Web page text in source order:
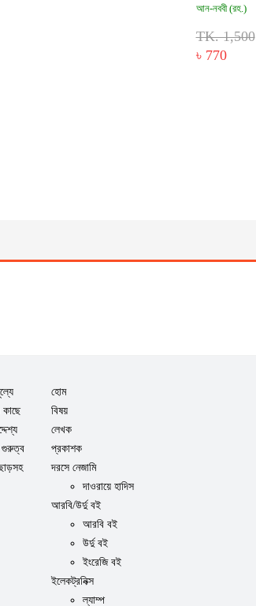
আন-নববী (রহ.)
TK. 1,500
৳ 770
গুরুত্ব
হোম
বিষয়
লেখক
প্রকাশক
দরসে নেজামি
দাওরায়ে হাদিস
আরবি/উর্দু বই
আরবি বই
উর্দু বই
ইংরেজি বই
ইলেকট্রনিক্স
ল্যাম্প